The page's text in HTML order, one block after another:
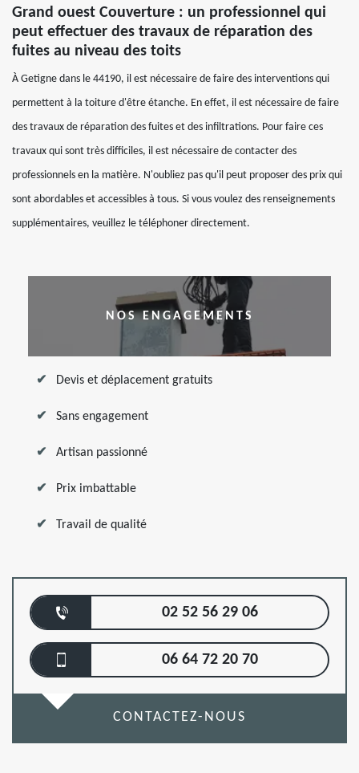
Grand ouest Couverture : un professionnel qui
peut effectuer des travaux de réparation des
fuites au niveau des toits
À Getigne dans le 44190, il est nécessaire de faire des interventions qui
permettent à la toiture d'être étanche. En effet, il est nécessaire de faire
des travaux de réparation des fuites et des infiltrations. Pour faire ces
travaux qui sont très difficiles, il est nécessaire de contacter des
professionnels en la matière. N'oubliez pas qu'il peut proposer des prix qui
sont abordables et accessibles à tous. Si vous voulez des renseignements
supplémentaires, veuillez le téléphoner directement.
NOS ENGAGEMENTS
Devis et déplacement gratuits
Sans engagement
Artisan passionné
Prix imbattable
Travail de qualité
02 52 56 29 06
06 64 72 20 70
CONTACTEZ-NOUS